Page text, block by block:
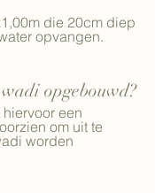
die 20cm diep
opvangen.
opgebouwd?
een
om uit te
worden